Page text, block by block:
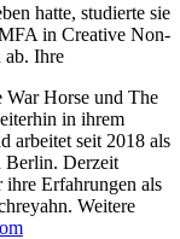
hatte, studierte sie
in Creative Non-
Ihre
War Horse und The
in ihrem
arbeitet seit 2018 als
Berlin. Derzeit
Erfahrungen als
Weitere